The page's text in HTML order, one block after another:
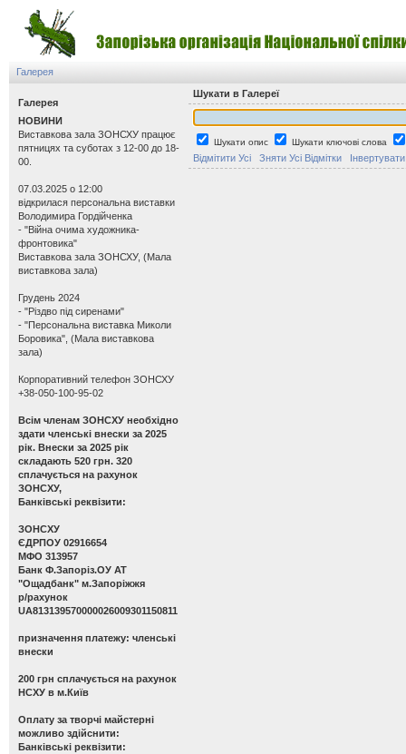
Галерея
Галерея
НОВИНИ
Виставкова зала ЗОНСХУ працює
пятницях та суботах з 12-00 до 18-
00.
07.03.2025 о 12:00
відкрилася персональна виставки
Володимира Гордійченка
- "Війна очима художника-
фронтовика"
Виставкова зала ЗОНСХУ, (Мала
виставкова зала)
Грудень 2024
- "Різдво під сиренами"
- "Персональна виставка Миколи
Боровика", (Мала виставкова
зала)
Корпоративний телефон ЗОНСХУ
+38-050-100-95-02
Всім членам ЗОНСХУ необхідно
здати членські внески за 2025
рік. Внески за 2025 рік
складають 520 грн. 320
сплачується на рахунок
ЗОНСХУ,
Банківські реквізити:
ЗОНСХУ
ЄДРПОУ 02916654
МФО 313957
Банк Ф.Запоріз.ОУ АТ
"Ощадбанк" м.Запоріжжя
р/рахунок
UA813139570000026009301150811
призначення платежу: членські
внески
200 грн сплачується на рахунок
НСХУ в м.Київ
Оплату за творчі майстерні
можливо здійснити:
Банківські реквізити:
Шукати в Галереї
Шукати опис Шукати ключові слова
Відмітити Усі Зняти Усі Відмітки Інвертувати